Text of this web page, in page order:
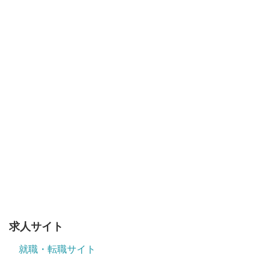
求人サイト
就職・転職サイト